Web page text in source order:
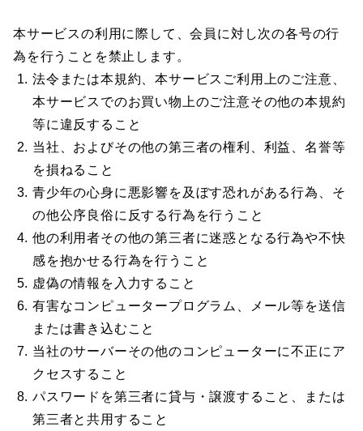
本サービスの利用に際して、会員に対し次の各号の行
為を行うことを禁止します。
法令または本規約、本サービスご利用上のご注意、
本サービスでのお買い物上のご注意その他の本規約
等に違反すること
当社、およびその他の第三者の権利、利益、名誉等
を損ねること
青少年の心身に悪影響を及ぼす恐れがある行為、そ
の他公序良俗に反する行為を行うこと
他の利用者その他の第三者に迷惑となる行為や不快
感を抱かせる行為を行うこと
虚偽の情報を入力すること
有害なコンピュータープログラム、メール等を送信
または書き込むこと
当社のサーバーその他のコンピューターに不正にア
クセスすること
パスワードを第三者に貸与・譲渡すること、または
第三者と共用すること